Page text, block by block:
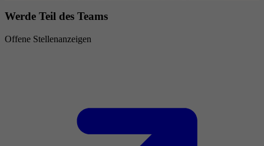
Werde Teil des Teams
Offene Stellenanzeigen